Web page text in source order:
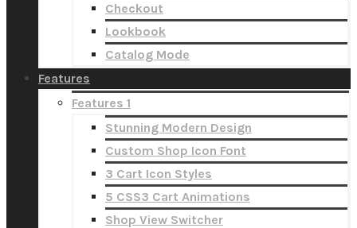
Checkout
Lookbook
Catalog Mode
Features
Features 1
Stunning Modern Design
Custom Shop Icon Font
3 Cart Icon Styles
5 CSS3 Cart Animations
Shop View Switcher